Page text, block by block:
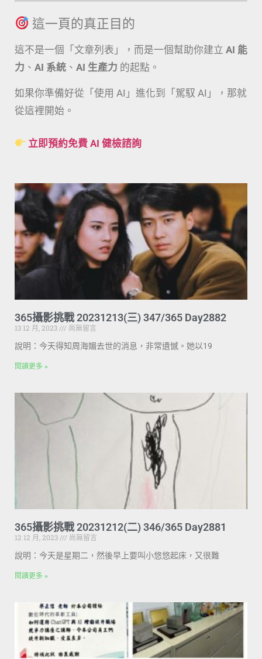
這一頁的真正目的
這不是一個「文章列表」，而是一個幫助你建立 AI 能
力 、 AI 系統 、 AI 生產力 的起點。
如果你準備好從「使用 AI」進化到「駕馭 AI」，那就
從這裡開始。
立即預約免費 AI 健檢諮詢
365攝影挑戰 20231213(三) 347/365 Day2882
13 12 月, 2023
尚無留言
說明：今天得知周海媚去世的消息，非常遺憾。她以19
閱讀更多 »
365攝影挑戰 20231212(二) 346/365 Day2881
12 12 月, 2023
尚無留言
說明：今天是星期二，然後早上要叫小悠悠起床，又很難
閱讀更多 »